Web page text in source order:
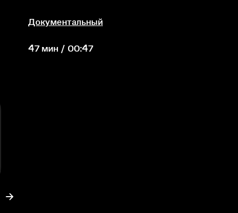
Документальный
47 мин / 00:47